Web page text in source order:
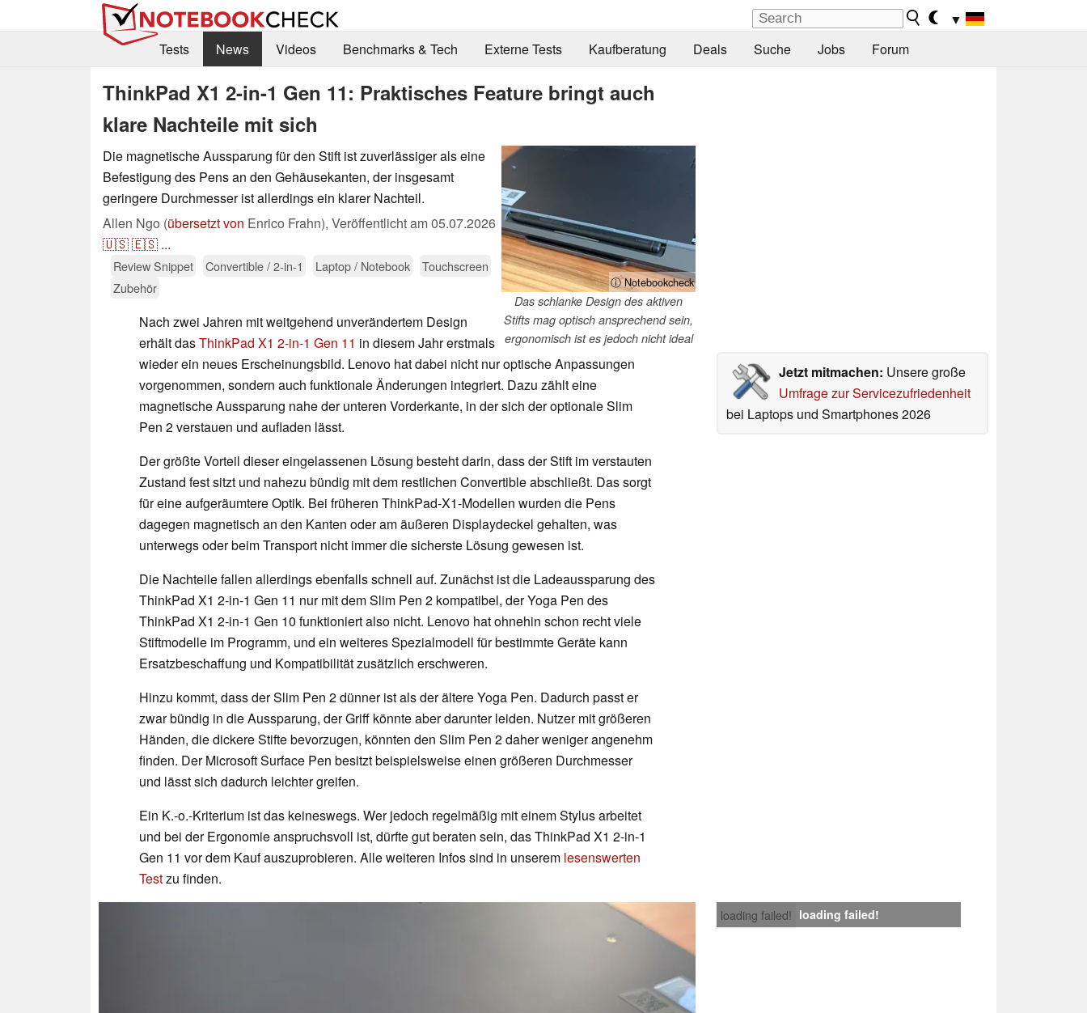
▼
Tests
News Videos Benchmarks & Tech Externe Tests Kaufberatung Deals Suche Jobs Forum
ThinkPad X1 2-in-1 Gen 11: Praktisches Feature bringt auch
klare Nachteile mit sich
ⓘ Notebookcheck
Das schlanke Design des aktiven
Stifts mag optisch ansprechend sein,
ergonomisch ist es jedoch nicht ideal
Die magnetische Aussparung für den Stift ist zuverlässiger als eine
Befestigung des Pens an den Gehäusekanten, der insgesamt
geringere Durchmesser ist allerdings ein klarer Nachteil.
Allen Ngo (übersetzt von Enrico Frahn), Veröffentlicht am05.07.2026
🇺🇸🇪🇸 ...
Review Snippet Convertible / 2-in-1 Laptop / Notebook
Touchscreen
Zubehör
Jetzt mitmachen: Unsere große
Umfrage zur Servicezufriedenheit
bei Laptops und Smartphones 2026
Nach zwei Jahren mit weitgehend unverändertem Design
erhält dasThinkPad X1 2-in-1 Gen 11 in diesem Jahr erstmals
wieder ein neues Erscheinungsbild. Lenovo hat dabei nicht nur optische Anpassungen
vorgenommen, sondern auch funktionale Änderungen integriert. Dazu zählt eine
magnetische Aussparung nahe der unteren Vorderkante, in der sich der optionale Slim
Pen 2 verstauen und aufladen lässt.
Der größte Vorteil dieser eingelassenen Lösung besteht darin, dass der Stift im verstauten
Zustand fest sitzt und nahezu bündig mit dem restlichen Convertible abschließt. Das sorgt
für eine aufgeräumtere Optik. Bei früheren ThinkPad-X1-Modellen wurden die Pens
dagegen magnetisch an den Kanten oder am äußeren Displaydeckel gehalten, was
unterwegs oder beim Transport nicht immer die sicherste Lösung gewesen ist.
Die Nachteile fallen allerdings ebenfalls schnell auf. Zunächst ist die Ladeaussparung des
ThinkPad X1 2-in-1 Gen 11 nur mit dem Slim Pen 2 kompatibel, der Yoga Pen des
ThinkPad X1 2-in-1 Gen 10 funktioniert also nicht. Lenovo hat ohnehin schon recht viele
Stiftmodelle im Programm, und ein weiteres Spezialmodell für bestimmte Geräte kann
Ersatzbeschaffung und Kompatibilität zusätzlich erschweren.
Hinzu kommt, dass der Slim Pen 2 dünner ist als der ältere Yoga Pen. Dadurch passt er
zwar bündig in die Aussparung, der Griff könnte aber darunter leiden. Nutzer mit größeren
Händen, die dickere Stifte bevorzugen, könnten den Slim Pen 2 daher weniger angenehm
finden. Der Microsoft Surface Pen besitzt beispielsweise einen größeren Durchmesser
und lässt sich dadurch leichter greifen.
Ein K.-o.-Kriterium ist das keineswegs. Wer jedoch regelmäßig mit einem Stylus arbeitet
und bei der Ergonomie anspruchsvoll ist, dürfte gut beraten sein, das ThinkPad X1 2-in-1
Gen 11 vor dem Kauf auszuprobieren. Alle weiteren Infos sind in unserem lesenswerten
Testzu finden.
loading failed! loading failed!